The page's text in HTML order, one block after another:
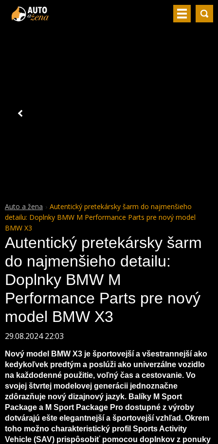
Auto a žena
Autentický pretekársky šarm do najmenšieho
detailu: Doplnky BMW M Performance Parts pre nový model
BMW X3
Autentický pretekársky šarm
do najmenšieho detailu:
Doplnky BMW M
Performance Parts pre nový
model BMW X3
29.08.2024 22:03
Nový model BMW X3 je športovejší a všestrannejší ako
kedykoľvek predtým a poslúži ako univerzálne vozidlo
na každodenné použitie, voľný čas a cestovanie. Vo
svojej štvrtej modelovej generácii jednoznačne
zdôrazňuje nový dizajnový jazyk. Balíky M Sport
Package a M Sport Package Pro dostupné z výroby
dotvárajú ešte elegantnejší a športovejší vzhľad. Okrem
toho možno charakteristický profil Sports Activity
Vehicle (SAV) prispôsobiť pomocou doplnkov z ponuky